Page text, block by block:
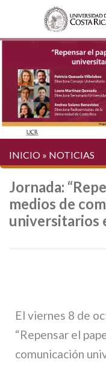
INICIO » NOTICIAS
Jornada:
medios de
universitarios
El viernes 8 de
“Repensar el
comunicación